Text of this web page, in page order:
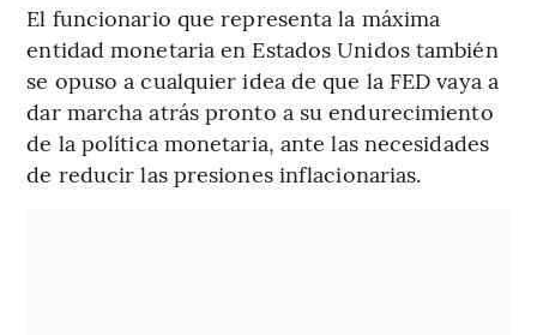
El funcionario que representa la máxima
entidad monetaria en Estados Unidos también
se opuso a cualquier idea de que la FED vaya a
dar marcha atrás pronto a su endurecimiento
de la política monetaria, ante las necesidades
de reducir las presiones inflacionarias.